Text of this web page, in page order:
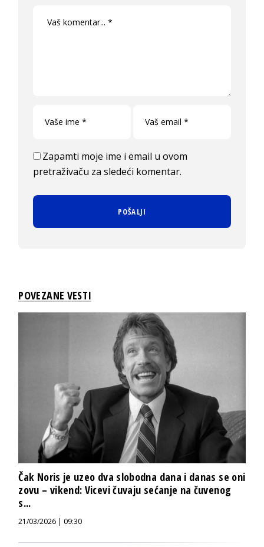
Zapamti moje ime i email u ovom
pretraživaču za sledeći komentar.
POVEZANE VESTI
Čak Noris je uzeo dva slobodna dana i danas se oni
zovu – vikend: Vicevi čuvaju sećanje na čuvenog
s...
21/03/2026 | 09:30